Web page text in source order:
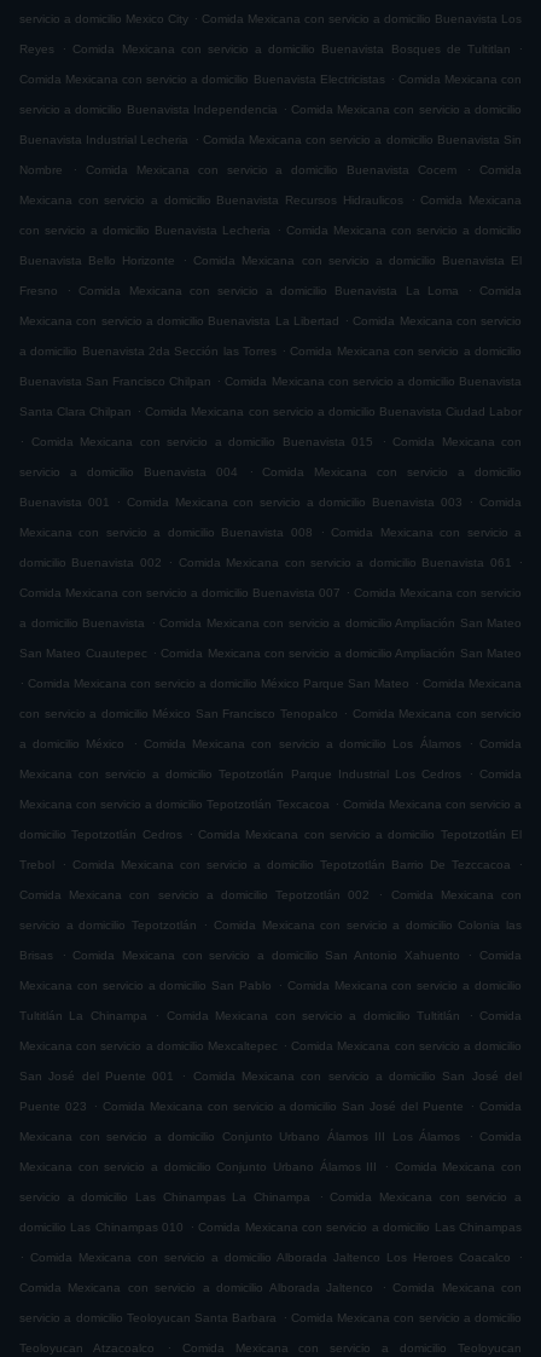
servicio a domicilio Mexico City . Comida Mexicana con servicio a domicilio Buenavista Los
Reyes . Comida Mexicana con servicio a domicilio Buenavista Bosques de Tultitlan .
Comida Mexicana con servicio a domicilio Buenavista Electricistas . Comida Mexicana con
servicio a domicilio Buenavista Independencia . Comida Mexicana con servicio a domicilio
Buenavista Industrial Lecheria . Comida Mexicana con servicio a domicilio Buenavista Sin
Nombre . Comida Mexicana con servicio a domicilio Buenavista Cocem . Comida
Mexicana con servicio a domicilio Buenavista Recursos Hidraulicos . Comida Mexicana
con servicio a domicilio Buenavista Lecheria . Comida Mexicana con servicio a domicilio
Buenavista Bello Horizonte . Comida Mexicana con servicio a domicilio Buenavista El
Fresno . Comida Mexicana con servicio a domicilio Buenavista La Loma . Comida
Mexicana con servicio a domicilio Buenavista La Libertad . Comida Mexicana con servicio
a domicilio Buenavista 2da Sección las Torres . Comida Mexicana con servicio a domicilio
Buenavista San Francisco Chilpan . Comida Mexicana con servicio a domicilio Buenavista
Santa Clara Chilpan . Comida Mexicana con servicio a domicilio Buenavista Ciudad Labor
.
Comida Mexicana con servicio a domicilio Buenavista 015 . Comida Mexicana con
servicio a domicilio Buenavista 004 . Comida Mexicana con servicio a domicilio
Buenavista 001 . Comida Mexicana con servicio a domicilio Buenavista 003 . Comida
Mexicana con servicio a domicilio Buenavista 008 . Comida Mexicana con servicio a
domicilio Buenavista 002 . Comida Mexicana con servicio a domicilio Buenavista 061 .
Comida Mexicana con servicio a domicilio Buenavista 007 . Comida Mexicana con servicio
a domicilio Buenavista . Comida Mexicana con servicio a domicilio Ampliación San Mateo
San Mateo Cuautepec . Comida Mexicana con servicio a domicilio Ampliación San Mateo
. Comida Mexicana con servicio a domicilio México Parque San Mateo . Comida Mexicana
con servicio a domicilio México San Francisco Tenopalco . Comida Mexicana con servicio
a domicilio México . Comida Mexicana con servicio a domicilio Los Álamos . Comida
Mexicana con servicio a domicilio Tepotzotlán Parque Industrial Los Cedros . Comida
Mexicana con servicio a domicilio Tepotzotlán Texcacoa . Comida Mexicana con servicio a
domicilio Tepotzotlán Cedros . Comida Mexicana con servicio a domicilio Tepotzotlán El
Trebol . Comida Mexicana con servicio a domicilio Tepotzotlán Barrio De Tezccacoa .
Comida Mexicana con servicio a domicilio Tepotzotlán 002 . Comida Mexicana con
servicio a domicilio Tepotzotlán . Comida Mexicana con servicio a domicilio Colonia las
Brisas . Comida Mexicana con servicio a domicilio San Antonio Xahuento . Comida
Mexicana con servicio a domicilio San Pablo . Comida Mexicana con servicio a domicilio
Tultitlán La Chinampa . Comida Mexicana con servicio a domicilio Tultitlán . Comida
Mexicana con servicio a domicilio Mexcaltepec . Comida Mexicana con servicio a domicilio
San José del Puente 001 . Comida Mexicana con servicio a domicilio San José del
Puente 023 . Comida Mexicana con servicio a domicilio San José del Puente . Comida
Mexicana con servicio a domicilio Conjunto Urbano Álamos III Los Álamos . Comida
Mexicana con servicio a domicilio Conjunto Urbano Álamos III . Comida Mexicana con
servicio a domicilio Las Chinampas La Chinampa . Comida Mexicana con servicio a
domicilio Las Chinampas 010 . Comida Mexicana con servicio a domicilio Las Chinampas
.
Comida Mexicana con servicio a domicilio Alborada Jaltenco Los Heroes Coacalco .
Comida Mexicana con servicio a domicilio Alborada Jaltenco . Comida Mexicana con
servicio a domicilio Teoloyucan Santa Barbara . Comida Mexicana con servicio a domicilio
Teoloyucan Atzacoalco . Comida Mexicana con servicio a domicilio Teoloyucan